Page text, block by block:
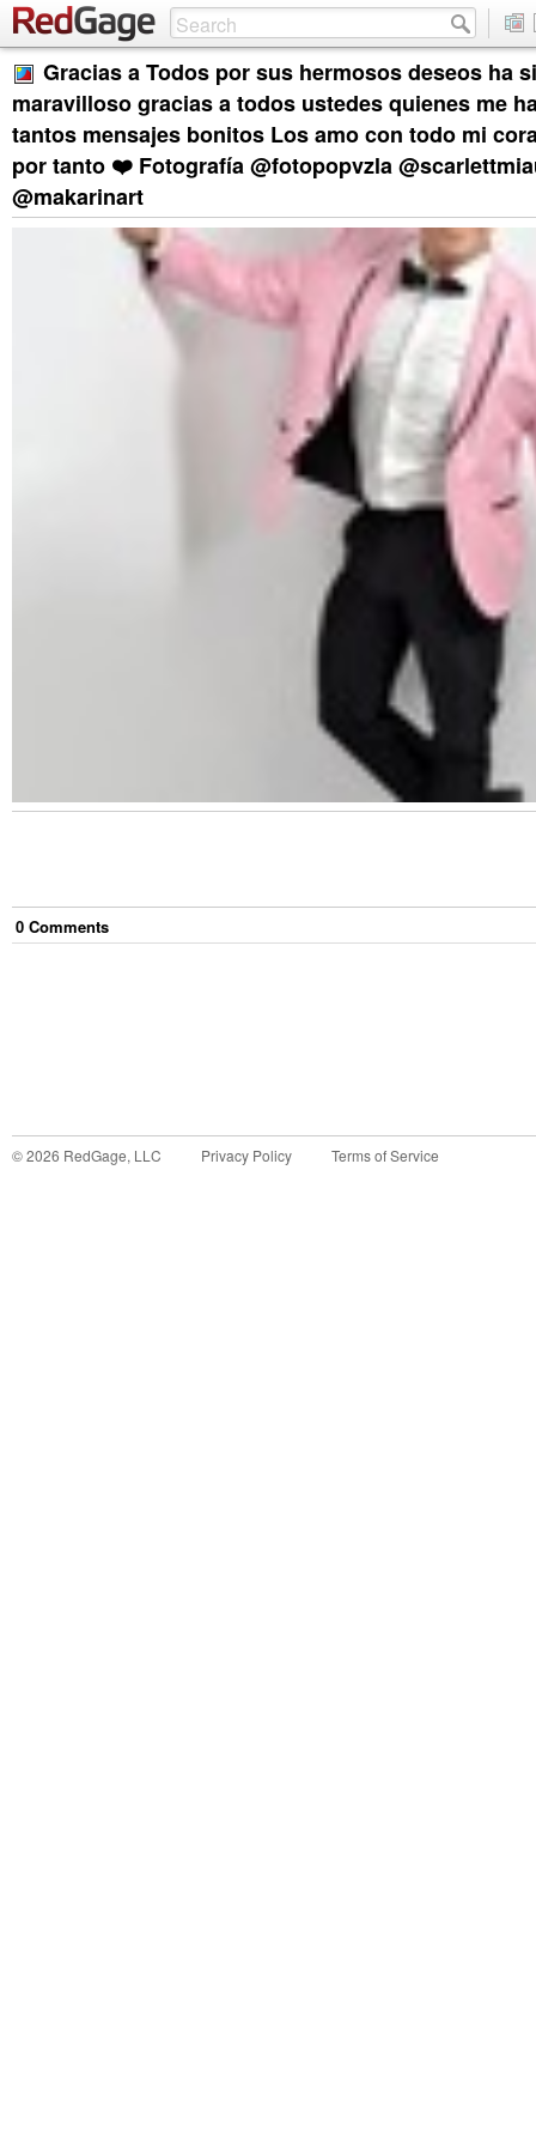
Gracias a Todos por sus hermosos deseos ha
maravilloso gracias a todos ustedes quienes me
tantos mensajes bonitos Los amo con todo mi
por tanto ❤️ Fotografía @fotopopvzla
@makarinart
0 Comments
©2026 RedGage, LLC Privacy Policy Terms of Service